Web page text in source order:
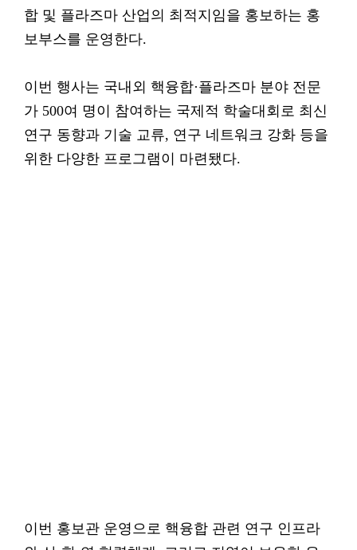
합 및 플라즈마 산업의 최적지임을 홍보하는 홍
보부스를 운영한다.
이번 행사는 국내외 핵융합·플라즈마 분야 전문
가 500여 명이 참여하는 국제적 학술대회로 최신
연구 동향과 기술 교류, 연구 네트워크 강화 등을
위한 다양한 프로그램이 마련됐다.
이번 홍보관 운영으로 핵융합 관련 연구 인프라